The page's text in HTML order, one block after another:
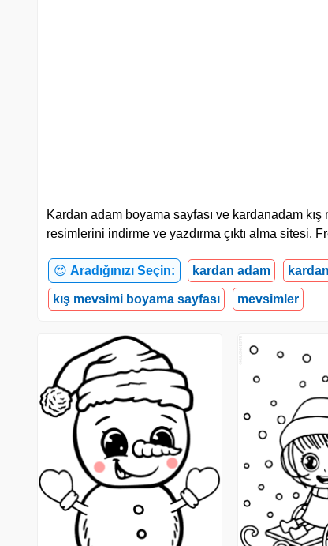
Kardan adam boyama sayfası ve kardanadam
resimlerini indirme ve yazdırma çıktı alma sitesi.
😍 Aradığınızı Seçin: kardan adam
kış mevsimi boyama sayfası mevsimler